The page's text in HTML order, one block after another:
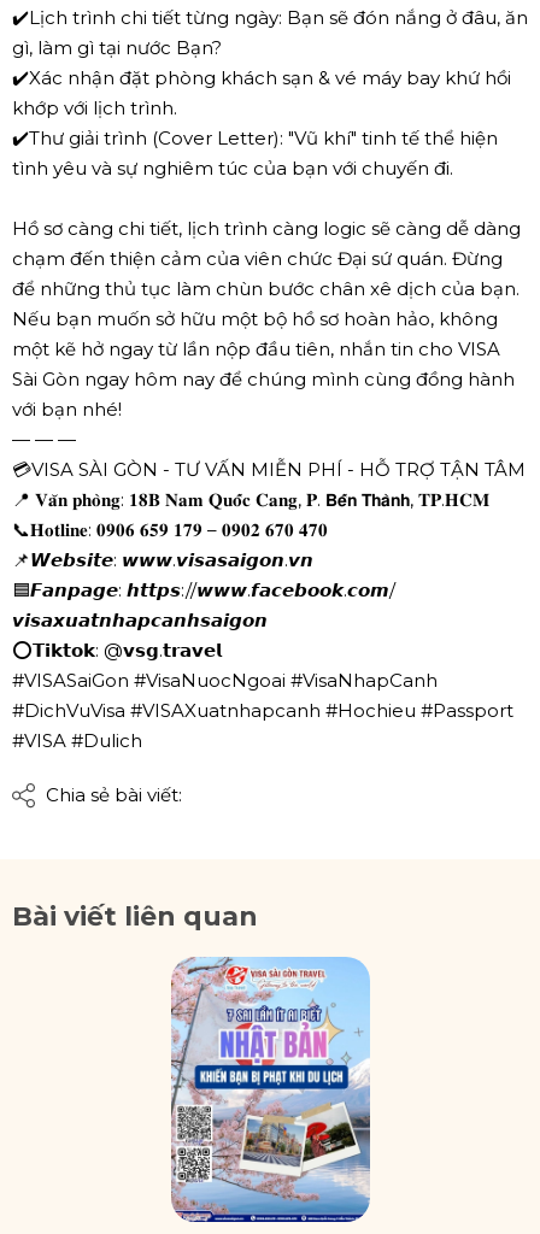
✔️Lịch trình chi tiết từng ngày: Bạn sẽ đón nắng ở đâu, ăn
gì, làm gì tại nước Bạn?
✔️Xác nhận đặt phòng khách sạn & vé máy bay khứ hồi
khớp với lịch trình.
✔️Thư giải trình (Cover Letter): "Vũ khí" tinh tế thể hiện
tình yêu và sự nghiêm túc của bạn với chuyến đi.
Hồ sơ càng chi tiết, lịch trình càng logic sẽ càng dễ dàng
chạm đến thiện cảm của viên chức Đại sứ quán. Đừng
để những thủ tục làm chùn bước chân xê dịch của bạn.
Nếu bạn muốn sở hữu một bộ hồ sơ hoàn hảo, không
một kẽ hở ngay từ lần nộp đầu tiên, nhắn tin cho VISA
Sài Gòn ngay hôm nay để chúng mình cùng đồng hành
với bạn nhé!
— — —
💳VISA SÀI GÒN - TƯ VẤN MIỄN PHÍ - HỖ TRỢ TẬN TÂM
📍 𝐕𝐚̆𝐧 𝐩𝐡𝐨̀𝐧𝐠: 𝟏𝟖𝐁 𝐍𝐚𝐦 𝐐𝐮𝐨̂́𝐜 𝐂𝐚𝐧𝐠, 𝐏. 𝗕𝗲̂́𝗻 𝗧𝗵𝗮̀𝗻𝗵, 𝐓𝐏.𝐇𝐂𝐌
📞𝐇𝐨𝐭𝐥𝐢𝐧𝐞: 𝟎𝟗𝟎𝟔 𝟔𝟓𝟗 𝟏𝟕𝟗 – 𝟎𝟗𝟎𝟐 𝟔𝟕𝟎 𝟒𝟕𝟎
📌𝙒𝙚𝙗𝙨𝙞𝙩𝙚: 𝙬𝙬𝙬.𝙫𝙞𝙨𝙖𝙨𝙖𝙞𝙜𝙤𝙣.𝙫𝙣
🟦𝙁𝙖𝙣𝙥𝙖𝙜𝙚: 𝙝𝙩𝙩𝙥𝙨://𝙬𝙬𝙬.𝙛𝙖𝙘𝙚𝙗𝙤𝙤𝙠.𝙘𝙤𝙢/
𝙫𝙞𝙨𝙖𝙭𝙪𝙖𝙩𝙣𝙝𝙖𝙥𝙘𝙖𝙣𝙝𝙨𝙖𝙞𝙜𝙤𝙣
⭕𝗧𝗶𝗸𝘁𝗼𝗸: @𝘃𝘀𝗴.𝘁𝗿𝗮𝘃𝗲𝗹
#VISASaiGon #VisaNuocNgoai #VisaNhapCanh
#DichVuVisa #VISAXuatnhapcanh #Hochieu #Passport
#VISA #Dulich
Chia sẻ bài viết:
Bài viết liên quan